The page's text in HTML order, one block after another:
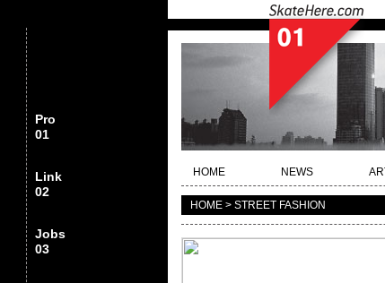
Pro
01
Link
02
Jobs
03
HOME NEWS
HOME > STREET FASHION